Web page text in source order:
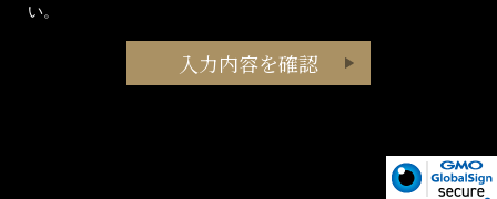
い。